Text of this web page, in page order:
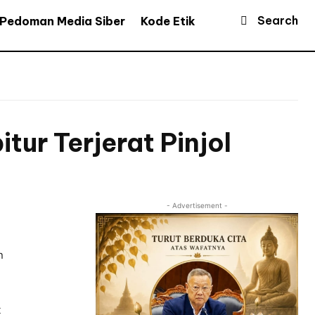
Pedoman Media Siber Kode Etik Search
Terjerat Pinjol
- Advertisement -